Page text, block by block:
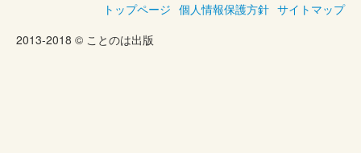
トップページ 個人情報保護方針 サイトマップ
2013-2018 © ことのは出版